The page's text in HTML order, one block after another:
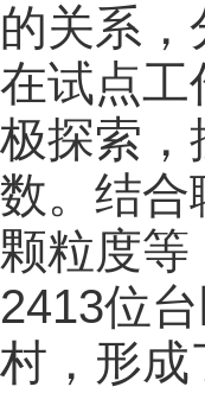
的关系
在试点工
极探索，
数。结合
颗粒度等
2413位
村，形成